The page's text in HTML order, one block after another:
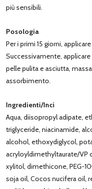
più sensibili.
Posologia
Per i primi 15 giorni,
Successivamente,
pelle pulita e asciutta,
assorbimento.
Ingredienti/Inci
Aqua, diisopropyl adipate,
triglyceride, niacinamide,
alcohol, ethoxydiglycol,
acryloyldimethyltaurate/VP
xylitol, dimethicone, PEG-
soja oil, Cocos nucifera oil,